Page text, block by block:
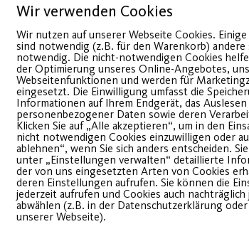
MENSCH –
Tanzshows in
Stadthalle Fürth!
Wir verwenden Cookies
Wir nutzen auf unserer Webseite Cookies. Einige
sind notwendig (z.B. für den Warenkorb) andere
notwendig. Die nicht-notwendigen Cookies
der Optimierung unseres Online-Angebotes,
Webseitenfunktionen und werden für
eingesetzt. Die Einwilligung umfasst die
Informationen auf Ihrem Endgerät, das Auslesen
personenbezogener Daten sowie deren
Klicken Sie auf „Alle akzeptieren“, um in den
nicht notwendigen Cookies einzuwilligen oder
ablehnen“, wenn Sie sich anders entscheiden.
unter „Einstellungen verwalten“ detaillierte
der von uns eingesetzten Arten von Cookies
deren Einstellungen aufrufen. Sie können die
jederzeit aufrufen und Cookies auch nachträglich
abwählen (z.B. in der Datenschutzerklärung
unserer Webseite).